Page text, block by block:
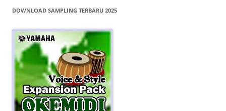
DOWNLOAD SAMPLING TERBARU 2025